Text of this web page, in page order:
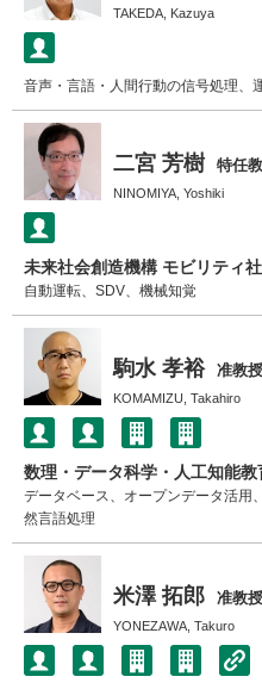
TAKEDA, Kazuya
音声・言語・人間行動の信号処理、
二宮 芳樹 特任
NINOMIYA, Yoshiki
未来社会創造機構 モビリティ
自動運転、SDV、機械知覚
駒水 孝裕 准教授
KOMAMIZU, Takahiro
数理・データ科学・人工知能
データベース、オープンデータ活用
然言語処理
米澤 拓郎 准教授
YONEZAWA, Takuro